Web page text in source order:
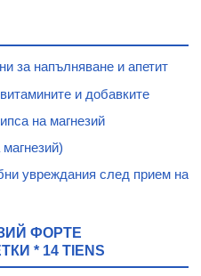
за напълняване и апетит
и добавките
на магнезий
увреждания след прием на
ФОРТЕ
* 14 TIENS